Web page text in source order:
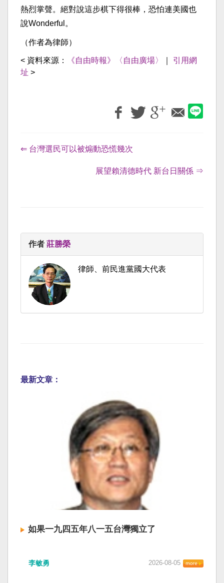
熱烈掌聲。絕對說這步棋下得很棒，恐怕連美國也
說Wonderful。
（作者為律師）
< 資料來源： 《自由時報》〈自由廣場〉
引用網
址 >
⇐ 台灣選民可以被煽動恐慌幾次
展望賴清德時代 新台日關係 ⇒
作者 莊勝榮
律師、前民進黨國大代表
最新文章：
如果一九四五年八一五台灣獨立了
李敏勇 2026-08-05